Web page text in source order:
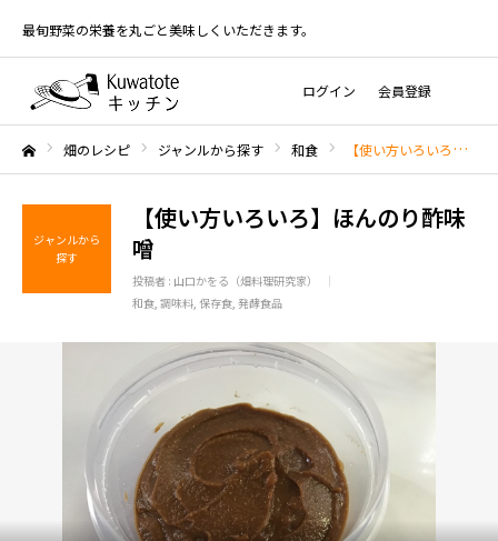
最旬野菜の栄養を丸ごと美味しくいただきます。
ログイン 会員登録
畑のレシピ ジャンルから探す 和食 【使い方いろいろ】ほんのり酢味噌
ジャンルから
探す
【使い方いろいろ】ほんのり酢味
噌
投稿者 : 山口かをる（畑料理研究家）
和食 調味料 保存食 発酵食品